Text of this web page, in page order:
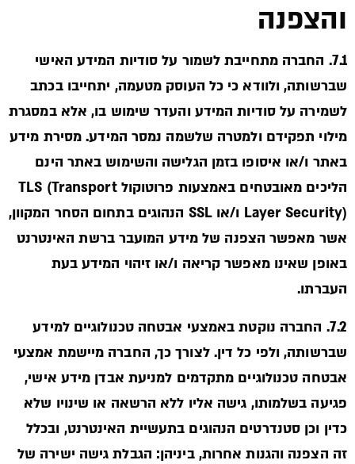
והצפנה
7.1. החברה מתחייבת לשמור על סודיות המידע האישי
שברשותה, ולוודא כי כל העוסק מטעמה, יתחייבו בכתב
לשמירה על סודיות המידע והעדר שימוש בו, אלא במסגרת
מילוי תפקידם ולמטרה שלשמה נמסר המידע. מסירת מידע
באתר ו/או איסופו בזמן הגלישה והשימוש באתר הינם
הליכים מאובטחים באמצעות פרוטוקול TLS (Transport
Layer Security) ו/או SSL הנהוגים בתחום הסחר המקוון,
אשר מאפשר הצפנה של מידע המועבר ברשת האינטרנט
באופן שאינו מאפשר קריאה ו/או זיהוי המידע בעת
העברתו.
7.2. החברה נוקטת באמצעי אבטחה טכנולוגיים למידע
שברשותה, ולפי כל דין. לצורך כך, החברה מיישמת אמצעי
אבטחה טכנולוגיים מתקדמים למניעת אבדן מידע אישי,
פגיעה בשלמותו, גישה אליו ללא הרשאה או שינויו שלא
כדין וכן סטנדרטים הנהוגים בתעשיית האינטרנט, ובכלל
זה הצפנה והגנות אחרות, ביניהן: הגבלת גישה ישירה של